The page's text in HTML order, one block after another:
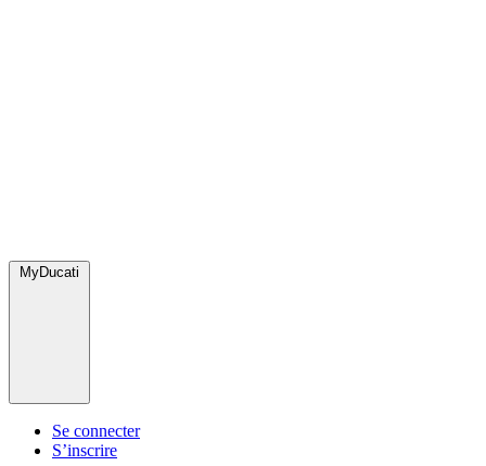
MyDucati
Se connecter
S’inscrire